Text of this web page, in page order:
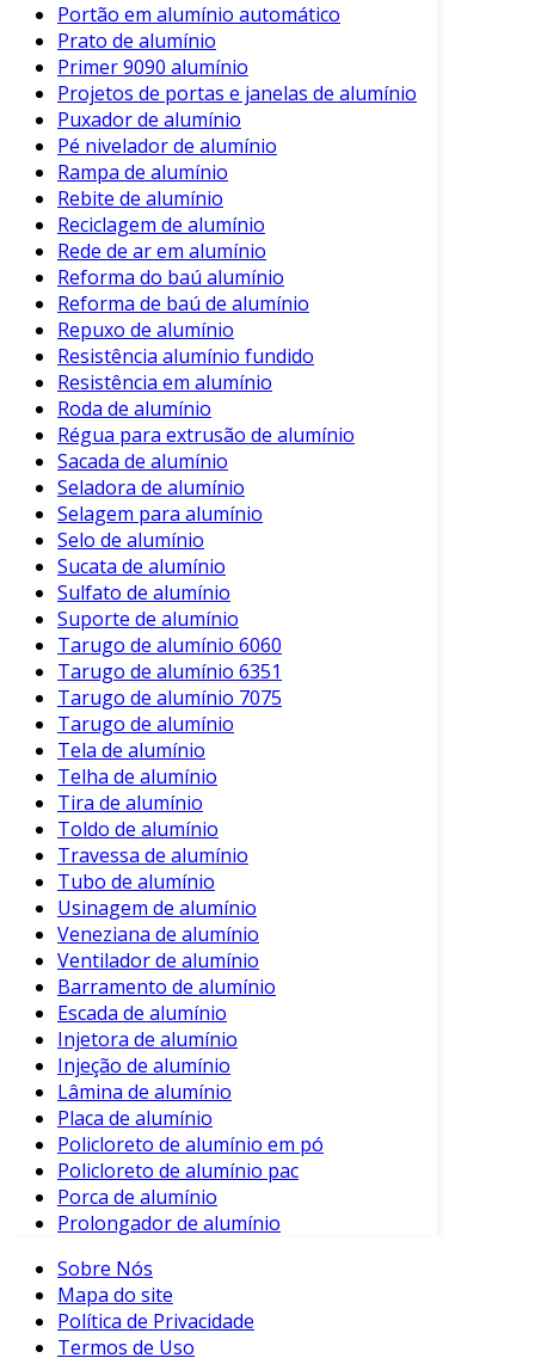
Portão em alumínio automático
Prato de alumínio
Primer 9090 alumínio
Projetos de portas e janelas de alumínio
Puxador de alumínio
Pé nivelador de alumínio
Rampa de alumínio
Rebite de alumínio
Reciclagem de alumínio
Rede de ar em alumínio
Reforma do baú alumínio
Reforma de baú de alumínio
Repuxo de alumínio
Resistência alumínio fundido
Resistência em alumínio
Roda de alumínio
Régua para extrusão de alumínio
Sacada de alumínio
Seladora de alumínio
Selagem para alumínio
Selo de alumínio
Sucata de alumínio
Sulfato de alumínio
Suporte de alumínio
Tarugo de alumínio 6060
Tarugo de alumínio 6351
Tarugo de alumínio 7075
Tarugo de alumínio
Tela de alumínio
Telha de alumínio
Tira de alumínio
Toldo de alumínio
Travessa de alumínio
Tubo de alumínio
Usinagem de alumínio
Veneziana de alumínio
Ventilador de alumínio
Barramento de alumínio
Escada de alumínio
Injetora de alumínio
Injeção de alumínio
Lâmina de alumínio
Placa de alumínio
Policloreto de alumínio em pó
Policloreto de alumínio pac
Porca de alumínio
Prolongador de alumínio
Sobre Nós
Mapa do site
Política de Privacidade
Termos de Uso